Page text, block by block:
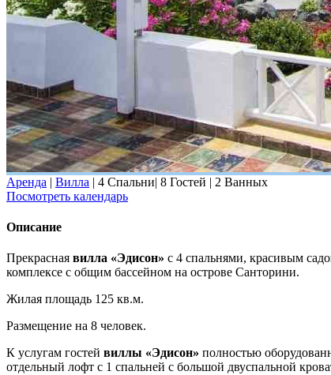
Аренда | Вилла | 4 Спальни| 8 Гостей | 2 Ванных
Посмотреть календарь
Описание
Прекрасная вилла «Эдисон» с 4 спальнями, красивым
комплексе с общим бассейном на острове Санторини.
Жилая площадь 125 кв.м.
Размещение на 8 человек.
К услугам гостей виллы «Эдисон» полностью
отдельный лофт с 1 спальней с большой двуспальной